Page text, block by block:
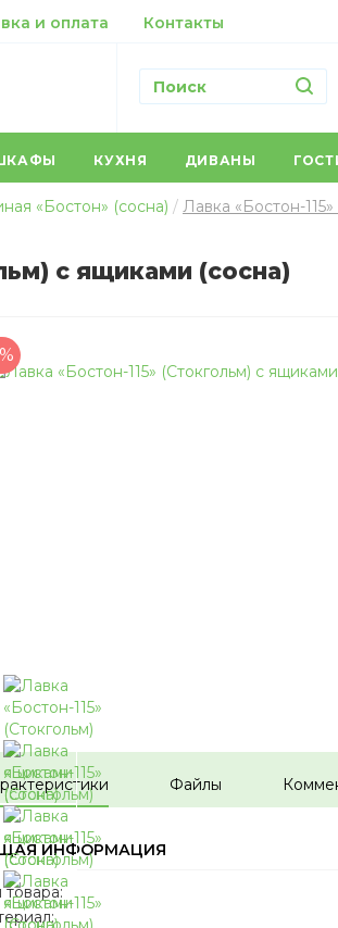
и оплата Контакты
КУХНЯ ДИВАНЫ
«Бостон» (сосна) Лавка «Бостон-
с ящиками (сосна)
Файлы
ИНФОРМАЦИЯ
товара: